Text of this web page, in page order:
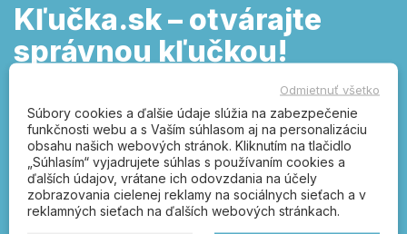
Kľučka.sk – otvárajte
správnou kľučkou!
dverové kľučky, poštové schránky, FAB,
zámky, čísla popisné, vešiaky, úchytky a
petlice
Široký sortiment kľučiek pre každé dvere a k tomu kvalitné
bezpečnostné zámky nájdete na našom e-shope Kľučka.sk.
Nerezové aj plastové kľučky a k tomu dlhé alebo delené štíty
Odmietnuť všetko
Súbory cookies a ďalšie údaje slúžia na zabezpečenie
funkčnosti webu a s Vaším súhlasom aj na personalizáciu
obsahu našich webových stránok. Kliknutím na tlačidlo
„Súhlasím“ vyjadrujete súhlas s používaním cookies a
ďalších údajov, vrátane ich odovzdania na účely
zobrazovania cielenej reklamy na sociálnych sieťach a v
reklamných sieťach na ďalších webových stránkach.